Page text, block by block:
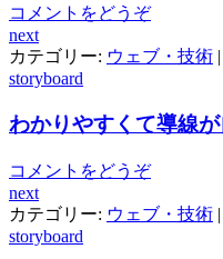
コメントをどうぞ
next
カテゴリー: ウェブ・技術
storyboard
わかりやすくて導線が
コメントをどうぞ
next
カテゴリー: ウェブ・技術
storyboard